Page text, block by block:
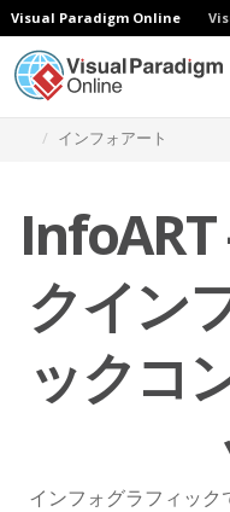
Visual Paradigm Online
インフォアート
クイン
ックコ
インフォグラフィッ